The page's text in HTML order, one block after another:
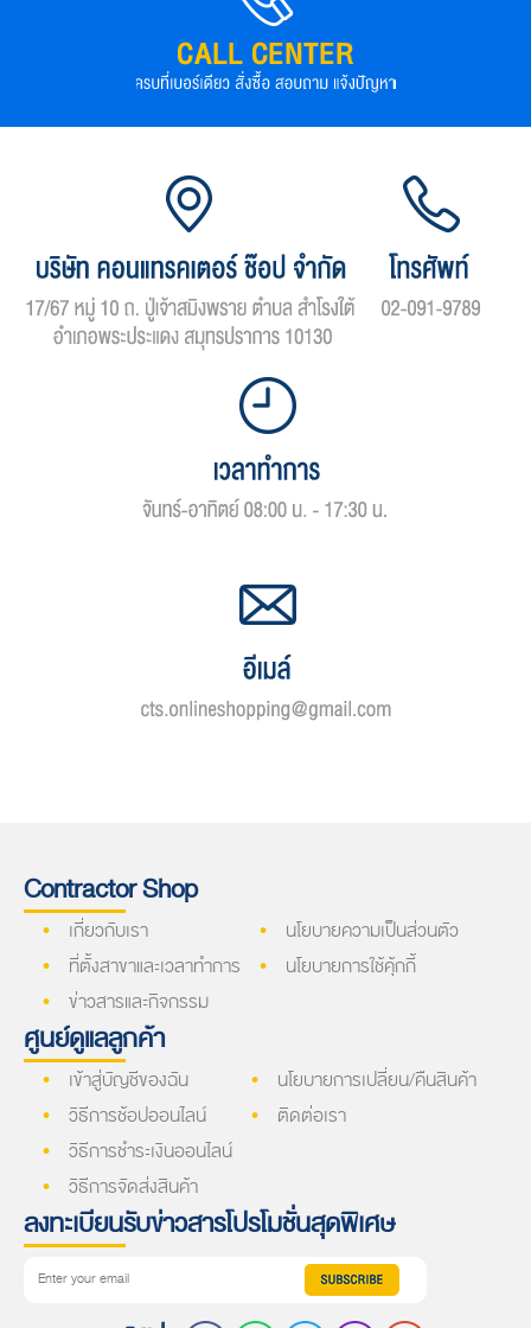
Contractor Shop
เกี่ยวกับเรา
ที่ตั้งสาขาและเวลาทำการ
ข่าวสารและกิจกรรม
นโยบายความเป็นส่วนตัว
นโยบายการใช้คุ้กกี้
ศูนย์ดูแลลูกค้า
เข้าสู่บัญชีของฉัน
วิธีการช้อปออนไลน์
วิธีการชำระเงินออนไลน์
วิธีการจัดส่งสินค้า
นโยบายการเปลี่ยน/คืนสินค้า
ติดต่อเรา
ลงทะเบียนรับข่าวสารโปรโมชั่นสุดพิเศษ